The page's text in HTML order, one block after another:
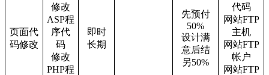
页面代
码修改
修改
ASP程
序代
码
修改
PHP程
即时
长期
先预付
50%
设计满
意后结
另50%
代码
网站FTP
主机
网站FTP
帐户
网站FTP